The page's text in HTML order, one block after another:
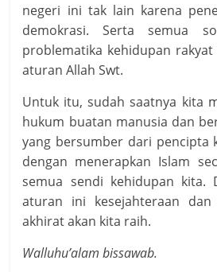
negeri ini tak lain karena
demokrasi. Serta semua
problematika kehidupan
aturan Allah Swt.
Untuk itu, sudah saatnya kita
hukum buatan manusia dan
yang bersumber dari pencipta
dengan menerapkan Islam
semua sendi kehidupan kita.
aturan ini kesejahteraan dan
akhirat akan kita raih.
Walluhu’alam bissawab.